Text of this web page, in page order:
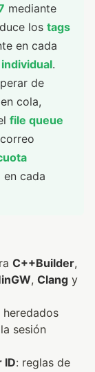
mediante
los tags
en cada
.
de
cola,
file queue
en cada
C++Builder,
, Clang y
sesión
ID: reglas de